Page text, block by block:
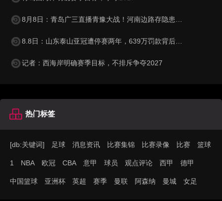
8月8日：青岛广三直播青豫大战！河南边路存隐患，古斯塔沃等喂饼，西海岸剑指亚冠
8.8日：山东泰山亚冠遭停赛两年，639万罚款背后，谁的锅？
记者：西海岸明确赛季目标，不排斥争夺2027
热门标签
[db:关键词] 足球 消息资讯 比赛集锦 比赛录像 比赛 篮球
1 NBA 欧冠 CBA 意甲 球员 观点评论 西甲 德甲
中国篮球 亚洲杯 英超 赛季 曼联 阿森纳 曼城 女足